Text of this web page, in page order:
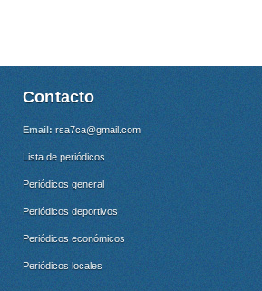
Contacto
Email: rsa7ca@gmail.com
Lista de periódicos
Periódicos general
Periódicos deportivos
Periódicos económicos
Periódicos locales